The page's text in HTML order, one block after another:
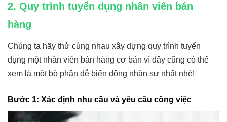
2. Quy trình tuyển dụng nhân viên bán
hàng
Chúng ta hãy thử cùng nhau xây dựng quy trình tuyển
dụng một nhân viên bán hàng cơ bản vì đây cũng có thể
xem là một bộ phận dễ biến động nhân sự nhất nhé!
Bước 1: Xác định nhu cầu và yêu cầu công việc